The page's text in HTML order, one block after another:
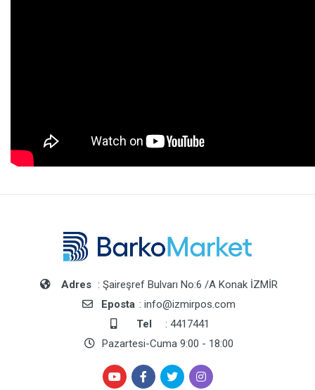
Adres : Şaireşref Bulvarı No:6 /A Konak İZMİR
Eposta : info@izmirpos.com
Tel
: 4417441
Pazartesi-Cuma 9:00 - 18:00